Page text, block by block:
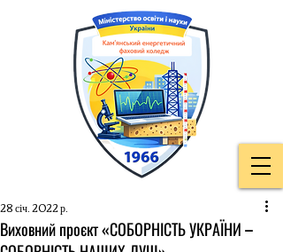
Виховний проєкт «СОБОРНІСТЬ УКРАЇНИ –
28 січ. 2022 р.